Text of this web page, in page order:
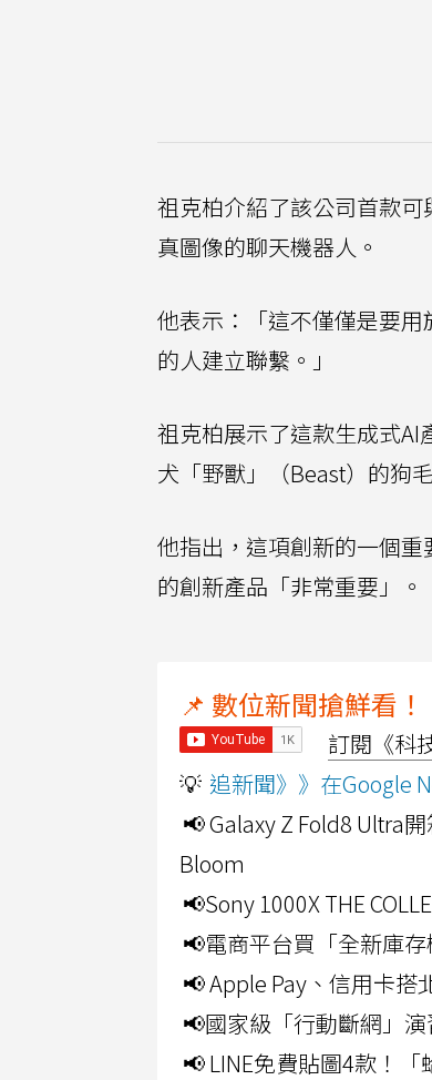
祖克柏介紹了該公司首款
真圖像的聊天機器人。
他表示：「這不僅僅是要
的人建立聯繫。」
祖克柏展示了這款生成式
犬「野獸」（Beast）的狗
他指出，這項創新的一個
的創新產品「非常重要」。
📌 數位新聞搶鮮看！
訂閱《科
💡 追新聞》》在Google
📢 Galaxy Z Fold8 Ultra
Bloom
📢Sony 1000X THE
📢電商平台買「全新庫
📢 Apple Pay、信用卡
📢國家級「行動斷網」
📢 LINE免費貼圖4款！